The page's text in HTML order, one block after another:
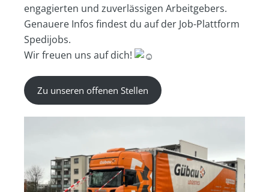
engagierten und zuverlässigen Arbeitgebers.
Genauere Infos findest du auf der Job-Plattform
Spedijobs.
Wir freuen uns auf dich!
Zu unseren offenen Stellen